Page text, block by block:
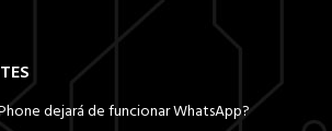
dejará de funcionar WhatsApp?